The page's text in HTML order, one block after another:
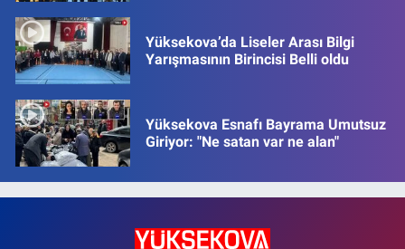
Yüksekova’da Liseler Arası Bilgi
Yarışmasının Birincisi Belli oldu
Yüksekova Esnafı Bayrama Umutsuz
Giriyor: "Ne satan var ne alan"